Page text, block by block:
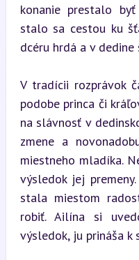
konanie prestalo
stalo sa cestou ku
dcéru hrdá a v
V tradícii rozprávok
podobe princa či
na slávnosť v
zmene a
miestneho mladíka.
výsledok jej
stala miestom
robiť. Ailína si
výsledok, ju prináša k